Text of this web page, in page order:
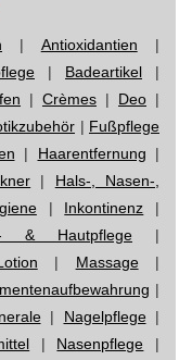
| Antioxidantien |
| Badeartikel |
| Crèmes | Deo |
| Fußpflege
| Haarentfernung |
| Hals-, Nasen-,
| Inkontinenz |
& Hautpflege |
| Massage|
|
| Nagelpflege|
| Nasenpflege |